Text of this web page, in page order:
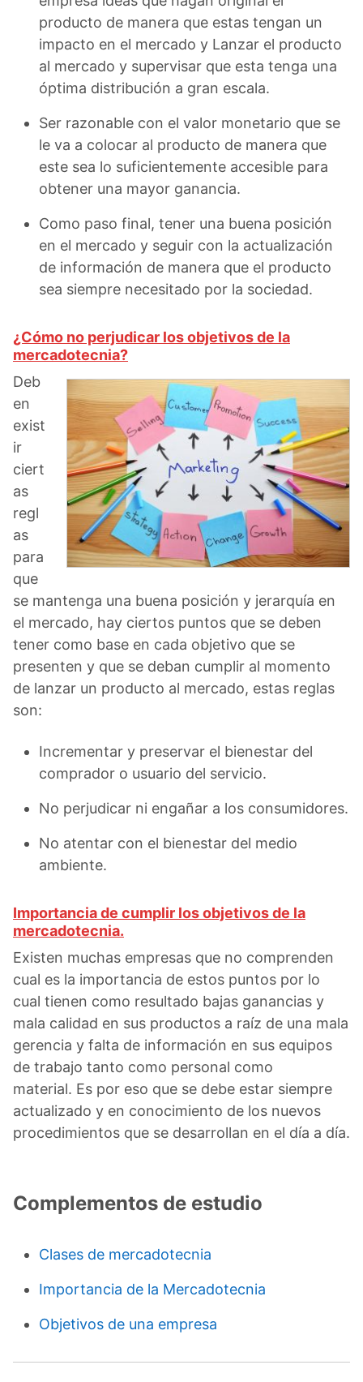
producto de manera que estas tengan un
impacto en el mercado y Lanzar el producto
al mercado y supervisar que esta tenga una
óptima distribución a gran escala.
Ser razonable con el valor monetario que se
le va a colocar al producto de manera que
este sea lo suficientemente accesible para
obtener una mayor ganancia.
Como paso final, tener una buena posición
en el mercado y seguir con la actualización
de información de manera que el producto
sea siempre necesitado por la sociedad.
¿Cómo no perjudicar los objetivos de la
mercadotecnia?
Deb
en
exist
ir
ciert
as
regl
as
para
que
se mantenga una buena posición y jerarquía en
el mercado, hay ciertos puntos que se deben
tener como base en cada objetivo que se
presenten y que se deban cumplir al momento
de lanzar un producto al mercado, estas reglas
son:
Incrementar y preservar el bienestar del
comprador o usuario del servicio.
No perjudicar ni engañar a los consumidores.
No atentar con el bienestar del medio
ambiente.
Importancia de cumplir los objetivos de la
mercadotecnia.
Existen muchas empresas que no comprenden
cual es la importancia de estos puntos por lo
cual tienen como resultado bajas ganancias y
mala calidad en sus productos a raíz de una mala
gerencia y falta de información en sus equipos
de trabajo tanto como personal como
material. Es por eso que se debe estar siempre
actualizado y en conocimiento de los nuevos
procedimientos que se desarrollan en el día a día.
Complementos de estudio
Clases de mercadotecnia
Importancia de la Mercadotecnia
Objetivos de una empresa